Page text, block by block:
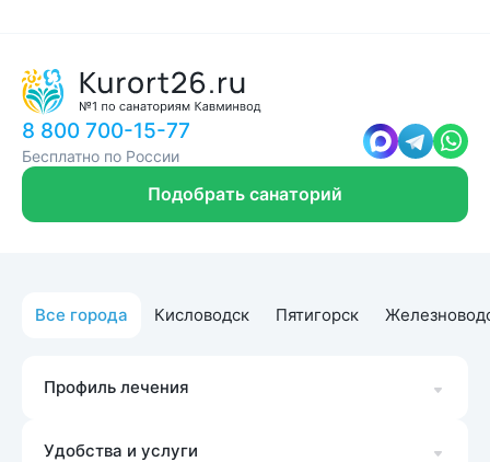
8 800 700-15-77
Бесплатно по России
Подобрать санаторий
Все города Кисловодск Пятигорск
Профиль лечения
Удобства и услуги